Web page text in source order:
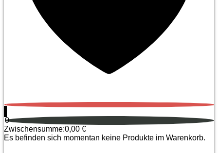
0
0
Zwischensumme:0,00 €
Es befinden sich momentan keine Produkte im Warenkorb.